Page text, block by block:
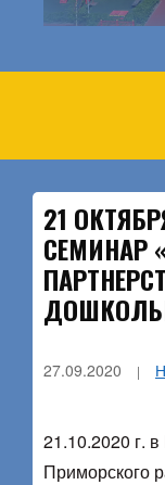
21
СЕМИНАР
27.09.2020
21.10.2020 г.
Приморского